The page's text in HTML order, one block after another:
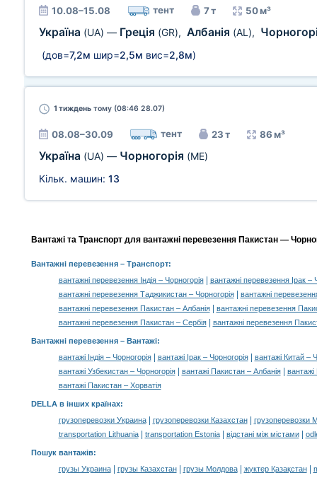
10.08–15.08 тент 7 т 50 м³
Україна (UA) — Греція (GR), Албанія (AL),
(дов=7,2м шир=2,5м вис=2,8м)
1 тиждень тому (08:46 28.07)
08.08–30.09 тент 23 т 86 м³
Україна (UA) — Чорногорія (ME)
Кільк. машин: 13
Вантажі та Транспорт для вантажні перевезення Пакистан —
Вантажні перевезення– Транспорт:
вантажні перевезення Індія – Чорногорія|
вантажні перевезення Ірак –
вантажні перевезення Таджикистан – Чорногорія|
вантажні
вантажні перевезення Пакистан – Албанія|
вантажні перевезення
вантажні перевезення Пакистан – Сербія| вантажні перевезення
Вантажні перевезення – Вантажі:
вантажі Індія – Чорногорія| вантажі Ірак – Чорногорія|
вантажі Китай –
вантажі Узбекистан – Чорногорія| вантажі Пакистан – Албанія|
вантажі
вантажі Пакистан – Хорватія
DELLA в інших країнах:
грузоперевозки Украина| грузоперевозки Казахстан|
грузоперевозки
transportation Lithuania| transportation Estonia| відстані між містами|
Пошук вантажів:
грузы Украина| грузы Казахстан| грузы Молдова| жүктер Қазақстан|